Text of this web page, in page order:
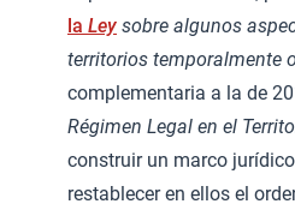
la Ley sobre algunos
territorios temporalmente
complementaria a la de
Régimen Legal en el
construir un marco
restablecer en ellos el